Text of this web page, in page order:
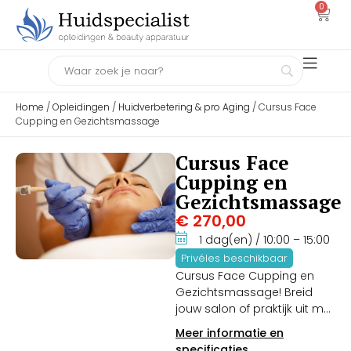
0
Home /Opleidingen / Huidverbetering & pro Aging / Cursus Face
Cupping en Gezichtsmassage
Cursus Face
Cupping en
Gezichtsmassage
€ 270,00
1 dag(en) / 10:00 – 15:00
Privéles beschikbaar
Cursus Face Cupping en
Gezichtsmassage! Breid
jouw salon of praktijk uit met
de meest gewilde,
natuurlijke facelift-methode
Meer informatie en